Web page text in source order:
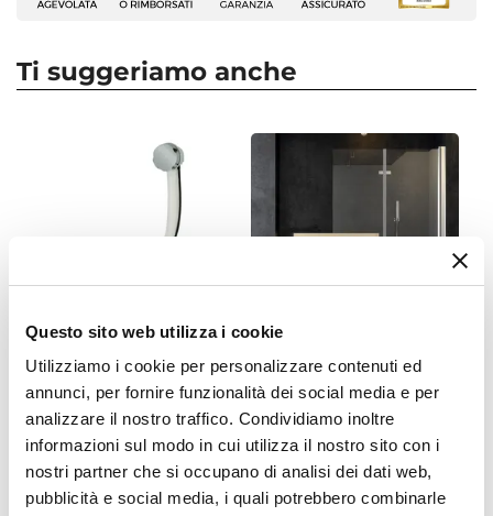
Questo sito web utilizza i cookie
Utilizziamo i cookie per personalizzare contenuti ed
annunci, per fornire funzionalità dei social media e per
analizzare il nostro traffico. Condividiamo inoltre
informazioni sul modo in cui utilizza il nostro sito con i
nostri partner che si occupano di analisi dei dati web,
pubblicità e social media, i quali potrebbero combinarle
Marca
Materiale
Installazione
Vasca| Lavabo|Bidet
Caratteristiche Miscelatore Lavabo
Tipologia
Miscelatore lavabo
Ti suggeriamo anche
CODICE:74PVCAUT
Colonna di scarico per vasca
da bagno in PVC con
chiusura automatica
1''1/2mm
CODICE:ZENIT-12
Sopravasca 120 cm
pieghevole a libro vetro
temperato 6mm
trasparente 140h - Zenit